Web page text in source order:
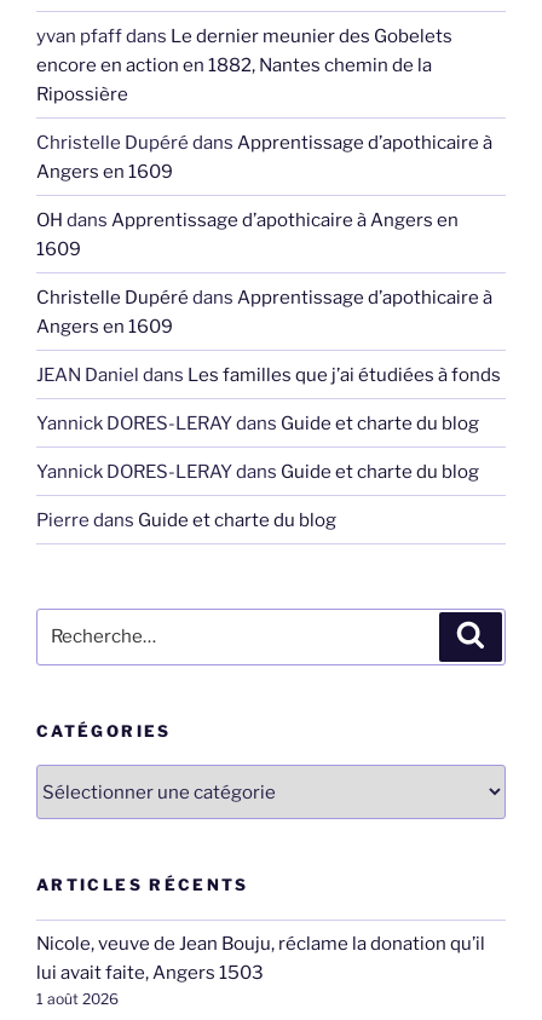
yvan pfaffdans Le dernier meunier des Gobelets
encore en action en 1882, Nantes chemin de la
Ripossière
Christelle Dupéré dans Apprentissage d’apothicaire à
Angers en 1609
OH dans Apprentissage d’apothicaire à Angers en
1609
Christelle Dupéré dans Apprentissage d’apothicaire à
Angers en 1609
JEAN Daniel dans Les familles que j’ai étudiées à fonds
Yannick DORES-LERAYdans Guide et charte du blog
Yannick DORES-LERAYdans Guide et charte du blog
Pierre dans Guide et charte du blog
pour
CATÉGORIES
ARTICLES RÉCENTS
Nicole, veuve de Jean Bouju, réclame la donation qu’il
lui avait faite, Angers 1503
1 août 2026